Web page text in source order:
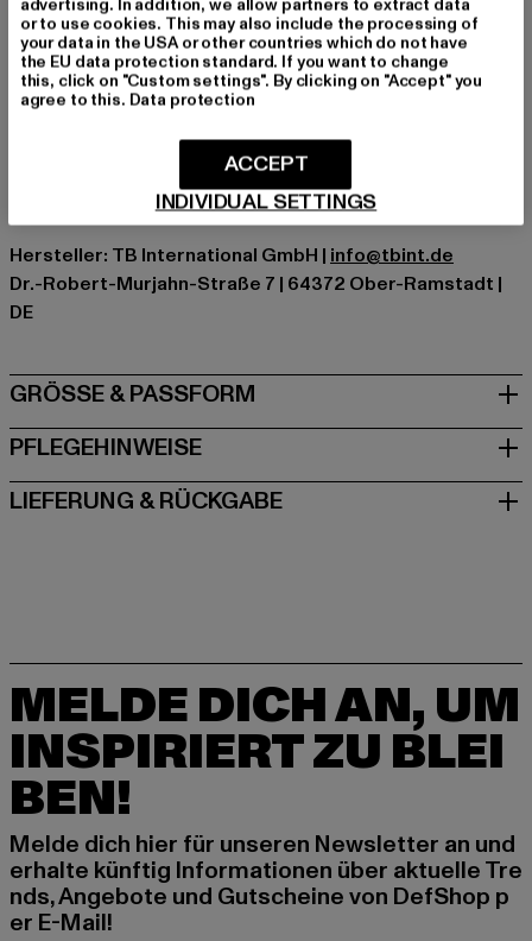
Schnitt: Oversize
Marke: Urban Classics
Kat.: Mäntel
Farbe: beige
Hersteller Farbe: sand
Materialzusammensetzung: 100% Polyester
Art.Nr: TB3058-00208
Hersteller: TB International GmbH | info@tbint.de
Dr.-Robert-Murjahn-Straße 7 | 64372 Ober-Ramstadt |
DE
GRÖSSE & PASSFORM
PFLEGEHINWEISE
LIEFERUNG & RÜCKGABE
MELDE DICH AN, UM
INSPIRIERT ZU BLEI
BEN!
Melde dich hier für unseren Newsletter an und
erhalte künftig Informationen über aktuelle Tre
nds, Angebote und Gutscheine von DefShop p
er E-Mail!
or to use cookies. This may also include the processing of
your data in the USA or other countries which do not have
the EU data protection standard. If you want to change
this, click on "Custom settings". By clicking on "Accept" you
agree to this. Data protection
INDIVIDUAL SETTINGS
ACCEPT